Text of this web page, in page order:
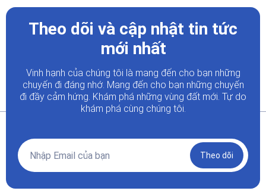
Theo dõi và cập nhật tin tức
mới nhất
Vinh hạnh của chúng tôi là mang đến cho bạn những
chuyến đi đáng nhớ. Mang đến cho bạn những chuyến
đi đầy cảm hứng. Khám phá những vùng đất mới. Tự do
khám phá cùng chúng tôi.
Theo dõi